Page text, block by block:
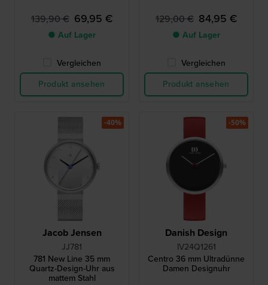
139,90 € 69,95 €
● Auf Lager
Vergleichen
Produkt ansehen
129,00 € 84,95 €
● Auf Lager
Vergleichen
Produkt ansehen
Jacob Jensen
JJ781
781 New Line 35 mm
Quartz-Design-Uhr aus
mattem Stahl
-40%
Danish Design
IV24Q1261
Centro 36 mm Ultradünne
Damen Designuhr
-50%